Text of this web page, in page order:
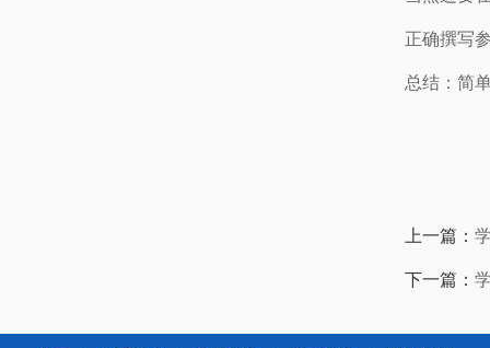
正确撰写
总结：简
上一篇：
下一篇：